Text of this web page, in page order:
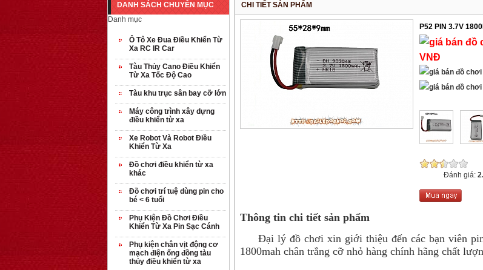
CHI TIẾT SẢN PHẨM
P52 PIN 3.7V
VNĐ
Đánh giá:
Thông tin chi tiết sản phẩm
Đại lý đồ chơi xin giới thiệu đến các bạn viên
1800mah chân trắng cỡ nhỏ hàng chính hãng chất
DANH SÁCH CHUYÊN MỤC
Danh mục
Ô Tô Xe Đua Điều Khiển Từ
Xa RC IR Car
Tàu Thủy Cano Điều Khiển
Từ Xa Tốc Độ Cao
Tàu khu trục sân bay cỡ lớn
Máy công trình xây dựng
điều khiển từ xa
Xe Robot Và Robot Điều
Khiển Từ Xa
Đồ chơi điều khiển từ xa
khác
Đồ chơi trí tuệ dùng pin cho
bé < 6 tuổi
Phụ Kiện Đồ Chơi Điều
Khiển Từ Xa Pin Sạc Cánh
Phụ kiện chân vịt động cơ
mạch điện ống đồng tàu
thủy điều khiển từ xa